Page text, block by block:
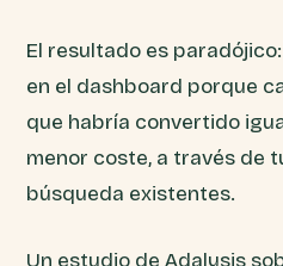
El resultado es
en el dashboard porque
que habría convertido
menor coste, a través de
búsqueda existentes.
Un estudio de Adalysis